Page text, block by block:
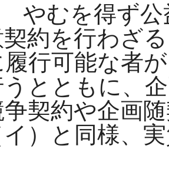
やむを得ず
約を行わざ
行可能な者
とともに、
契約や企画
）と同様、